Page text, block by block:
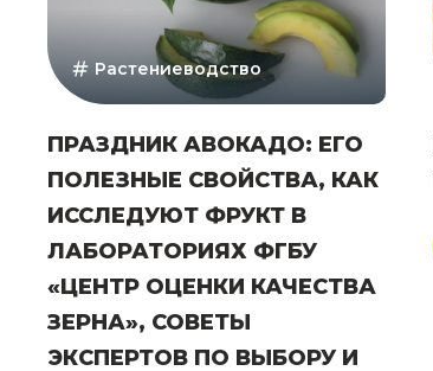
Растениеводство
ПРАЗДНИК АВОКАДО: ЕГО
ПОЛЕЗНЫЕ СВОЙСТВА, КАК
ИССЛЕДУЮТ ФРУКТ В
ЛАБОРАТОРИЯХ ФГБУ
«ЦЕНТР ОЦЕНКИ КАЧЕСТВА
ЗЕРНА», СОВЕТЫ
ЭКСПЕРТОВ ПО ВЫБОРУ И